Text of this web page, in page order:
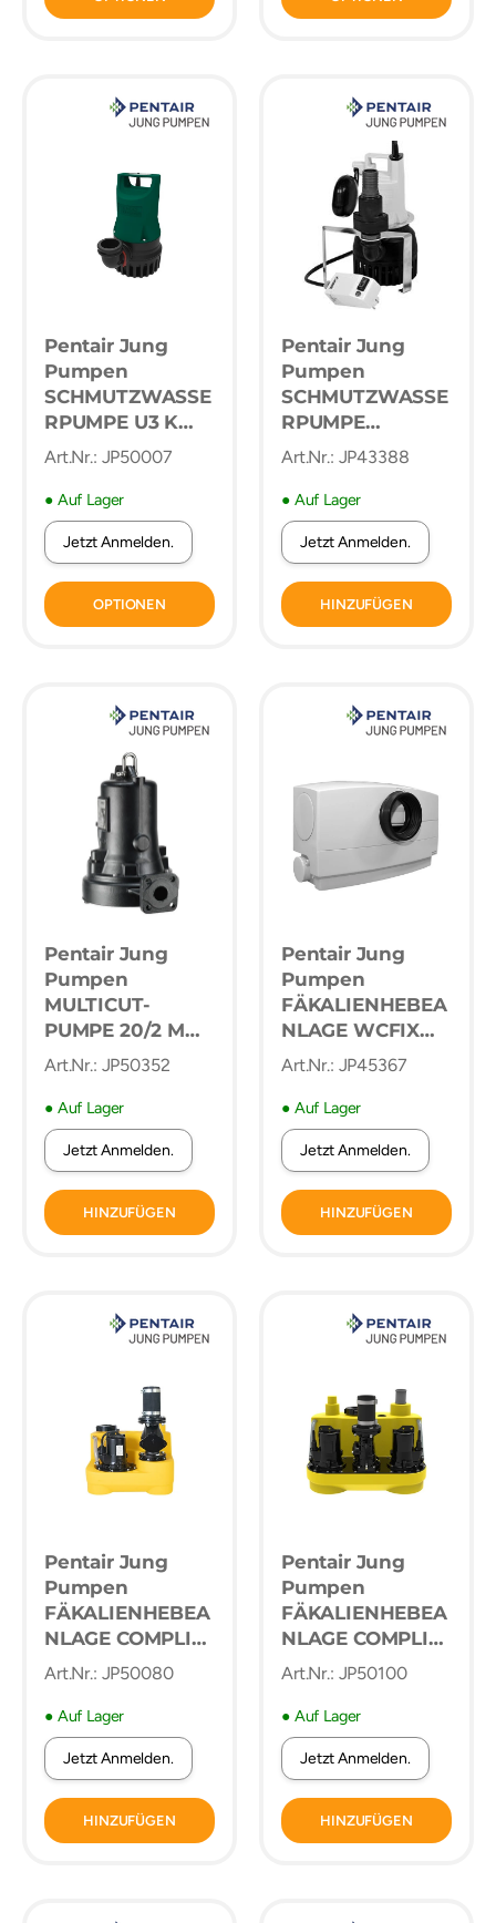
Pentair Jung
Pumpen
SCHMUTZWASSE
RPUMPE U3 K
SPEZIAL, 230 V,
Art.Nr.: JP50007
● Auf Lager
Jetzt Anmelden.
OPTIONEN
Pentair Jung
Pumpen
SCHMUTZWASSE
RPUMPE
DRAINAGESET
Art.Nr.: JP43388
● Auf Lager
Jetzt Anmelden.
HINZUFÜGEN
Pentair Jung
Pumpen
MULTICUT-
PUMPE 20/2 M
PLUS, EX 400 V,
EXPLOSIONSSCH
UTZ
Art.Nr.: JP50352
● Auf Lager
Jetzt Anmelden.
HINZUFÜGEN
Pentair Jung
Pumpen
FÄKALIENHEBEA
NLAGE WCFIX
PLUS ZUR
VERWENDUNG
Art.Nr.: JP45367
● Auf Lager
Jetzt Anmelden.
HINZUFÜGEN
Pentair Jung
Pumpen
FÄKALIENHEBEA
NLAGE COMPLI
400 mit
Rückschlagklapp
e
Art.Nr.: JP50080
● Auf Lager
Jetzt Anmelden.
HINZUFÜGEN
Pentair Jung
Pumpen
FÄKALIENHEBEA
NLAGE COMPLI
1010/4 BW 400 V
Art.Nr.: JP50100
● Auf Lager
Jetzt Anmelden.
HINZUFÜGEN